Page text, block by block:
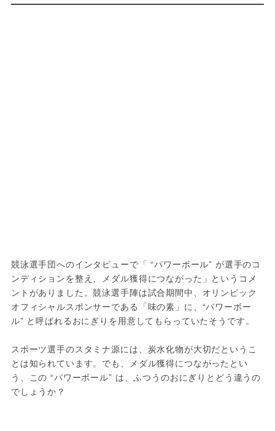
競泳選手団へのインタビューで「 “パワーボール” が選手のコ
ンディションを整え、メダル獲得につながった」というコメ
ントがありました。競泳選手陣は試合期間中、オリンピック
オフィシャルスポンサーである「味の素」に、“パワーボー
ル” と呼ばれるおにぎりを用意してもらっていたそうです。
スポーツ選手のスタミナ源には、炭水化物が大切だというこ
とは知られています。でも、メダル獲得につながったとい
う、この “パワーボール” は、ふつうのおにぎりとどう違うの
でしょうか？